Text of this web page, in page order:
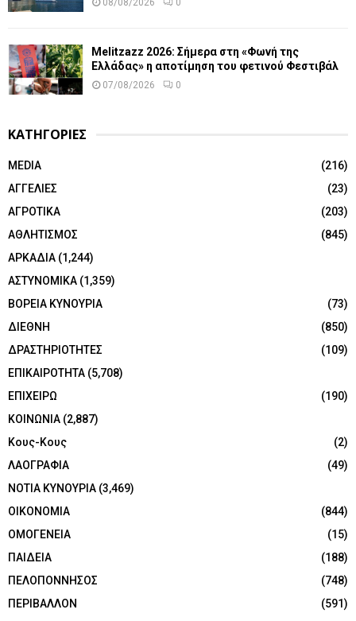
Melitzazz 2026: Σήμερα στη «Φωνή της
Ελλάδας» η αποτίμηση του φετινού Φεστιβάλ
07/08/2026 0
ΚΑΤΗΓΟΡΙΕΣ
MEDIA
(216)
ΑΓΓΕΛΙΕΣ
(23)
ΑΓΡΟΤΙΚΑ
(203)
ΑΘΛΗΤΙΣΜΟΣ
(845)
ΑΡΚΑΔΙΑ (1,244)
ΑΣΤΥΝΟΜΙΚΑ (1,359)
ΒΟΡΕΙΑ ΚΥΝΟΥΡΙΑ
(73)
ΔΙΕΘΝΗ
(850)
ΔΡΑΣΤΗΡΙΟΤΗΤΕΣ
(109)
ΕΠΙΚΑΙΡΟΤΗΤΑ (5,708)
ΕΠΙΧΕΙΡΩ
(190)
ΚΟΙΝΩΝΙΑ (2,887)
Κους-Κους
(2)
ΛΑΟΓΡΑΦΙΑ
(49)
ΝΟΤΙΑ ΚΥΝΟΥΡΙΑ (3,469)
ΟΙΚΟΝΟΜΙΑ
(844)
ΟΜΟΓΕΝΕΙΑ
(15)
ΠΑΙΔΕΙΑ
(188)
ΠΕΛΟΠΟΝΝΗΣΟΣ
(748)
ΠΕΡΙΒΑΛΛΟΝ
(591)